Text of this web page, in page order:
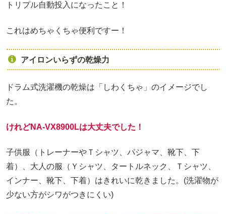
トリプル自動投入になったこと！
これはめちゃくちゃ便利ですー！
アイロンいらずの乾燥力
ドラム式洗濯機の乾燥は「しわくちゃ」のイメージでし
た。
けれどNA-VX8900Lは大丈夫でした！
子供服（トレーナーやＴシャツ、パジャマ、靴下、下
着）、大人の服（Ｙシャツ、タートルネック、Ｔシャツ、
インナー、靴下、下着）はきれいに乾きました。(洗濯物が
少ない方がシワがつきにくい)